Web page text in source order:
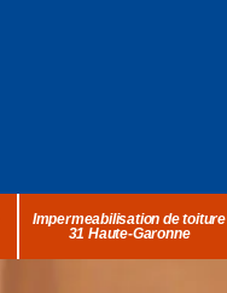
Impermeabilisation de toiture
31 Haute-Garonne